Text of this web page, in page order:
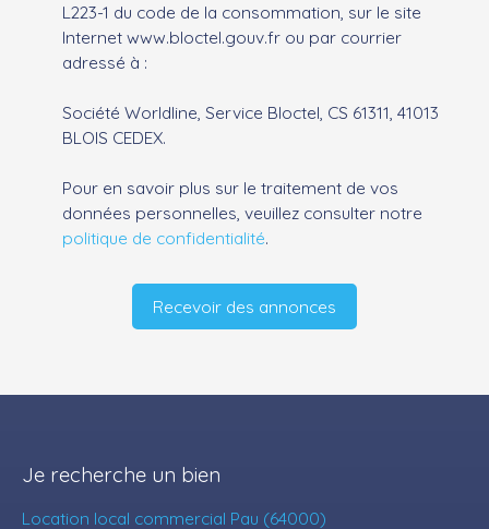
L223-1 du code de la consommation, sur le site
Internet www.bloctel.gouv.fr ou par courrier
adressé à :
Société Worldline, Service Bloctel, CS 61311, 41013
BLOIS CEDEX.
Pour en savoir plus sur le traitement de vos
données personnelles, veuillez consulter notre
politique de confidentialité.
Recevoir des annonces
Je recherche un bien
Location local commercial Pau (64000)